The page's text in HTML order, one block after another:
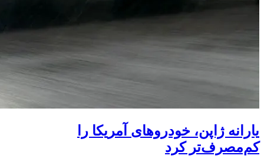
یارانه ژاپن، خودروهای آمریکا را
کم‌مصرف‌تر کرد